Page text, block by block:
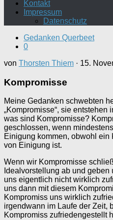
Kontakt
Impressum
Datenschutz
Gedanken Querbeet
0
von Thorsten Thiem · 15.
Kompromisse
Meine Gedanken schwebten
„Kompromisse“, sie entstehen
was sind Kompromisse?
geschlossen, wenn
Einigung kommen, obwohl ein
von Einigung ist.
Wenn wir Kompromisse
Idealvorstellung ab und
uns eigentlich nicht wirklich
uns dann mit diesem
Kompromiss uns wirklich
irgendwann im Laufe der Zeit,
Kompromiss zufriedengestellt